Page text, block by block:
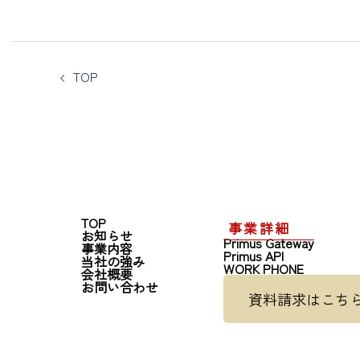
TOP
TOP
お知らせ
事業内容
当社の強み
会社概要
お問い合わせ
事業詳細
Primus Gateway
Primus API
WORK PHONE
資料請求はこち